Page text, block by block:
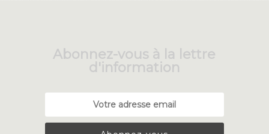
Abonnez-vous à la lettre
d'information